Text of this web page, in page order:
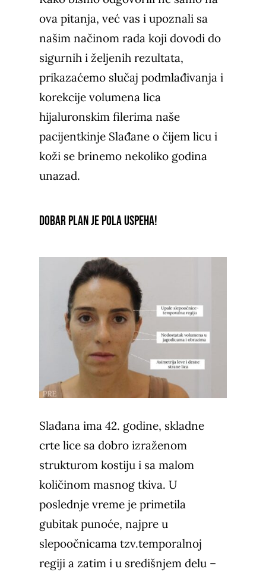
ova pitanja, već vas i upoznali sa
našim načinom rada koji dovodi do
sigurnih i željenih rezultata,
prikazaćemo slučaj podmlađivanja i
korekcije volumena lica
hijaluronskim filerima naše
pacijentkinje Slađane o čijem licu i
koži se brinemo nekoliko godina
unazad.
Dobar plan je pola uspeha!
Slađana ima 42. godine, skladne
crte lice sa dobro izraženom
strukturom kostiju i sa malom
količinom masnog tkiva. U
poslednje vreme je primetila
gubitak punoće, najpre u
slepoočnicama tzv.temporalnoj
regiji a zatim i u središnjem delu –